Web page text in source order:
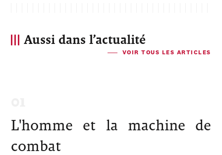
Aussi dans l’actualité
VOIR TOUS LES ARTICLES
L'homme et la machine de
combat